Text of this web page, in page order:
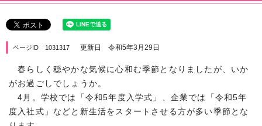
ページID 1031317 更新日 令和5年3月29日
春らしく穏やかな気候に心和む季節となりましたが、いか
がお過ごしでしょうか。
4月。学校では「令和5年度入学式」、企業では「令和5年
度入社式」などと新生活をスタートさせる方が多い季節とな